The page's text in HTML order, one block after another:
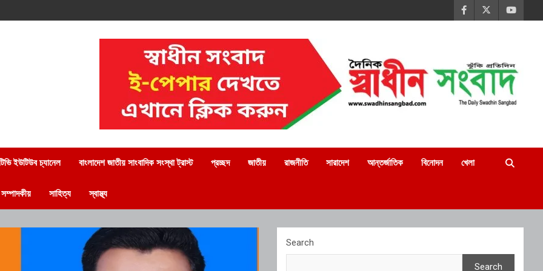
ইউটিউব চ্যানেল বাংলাদেশ জাতীয় সাংবাদিক সংস্থা ট্রাস্ট প্রচ্ছদ জাতীয় রাজনীতি সারাদেশ আন্তর্জাতিক বিনোদন খেলা
সম্পাদকীয় সাহিত্য স্বাস্থ্য
Search
Search